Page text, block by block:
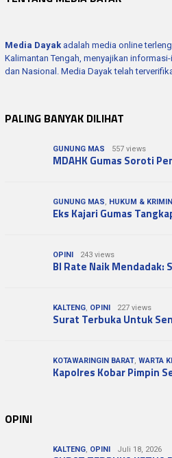
Media Dayak adalah media online
Kalimantan Tengah, menyajikan
dan Nasional. Media Dayak telah
PALING BANYAK DILIHAT
GUNUNG MAS 557 views
MDAHK Gumas Soroti
GUNUNG MAS HUKUM &
Eks Kajari Gumas
OPINI 243 views
BI Rate Naik Mendadak:
KALTENG OPINI 227 views
Surat Terbuka Untuk
KOTAWARINGIN BARAT WARTA
Kapolres Kobar Pimpin
OPINI
KALTENG OPINI Juli 18, 2026